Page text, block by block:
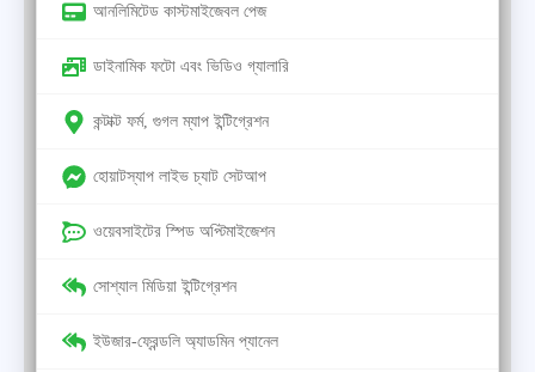
আনলিমিটেড কাস্টমাইজেবল পেজ
ডাইনামিক ফটো এবং ভিডিও গ্যালারি
কন্টাক্ট ফর্ম, গুগল ম্যাপ ইন্টিগ্রেশন
হোয়াটস্যাপ লাইভ চ্যাট সেটআপ
ওয়েবসাইটের স্পিড অপ্টিমাইজেশন
সোশ্যাল মিডিয়া ইন্টিগ্রেশন
ইউজার-ফ্রেন্ডলি অ্যাডমিন প্যানেল